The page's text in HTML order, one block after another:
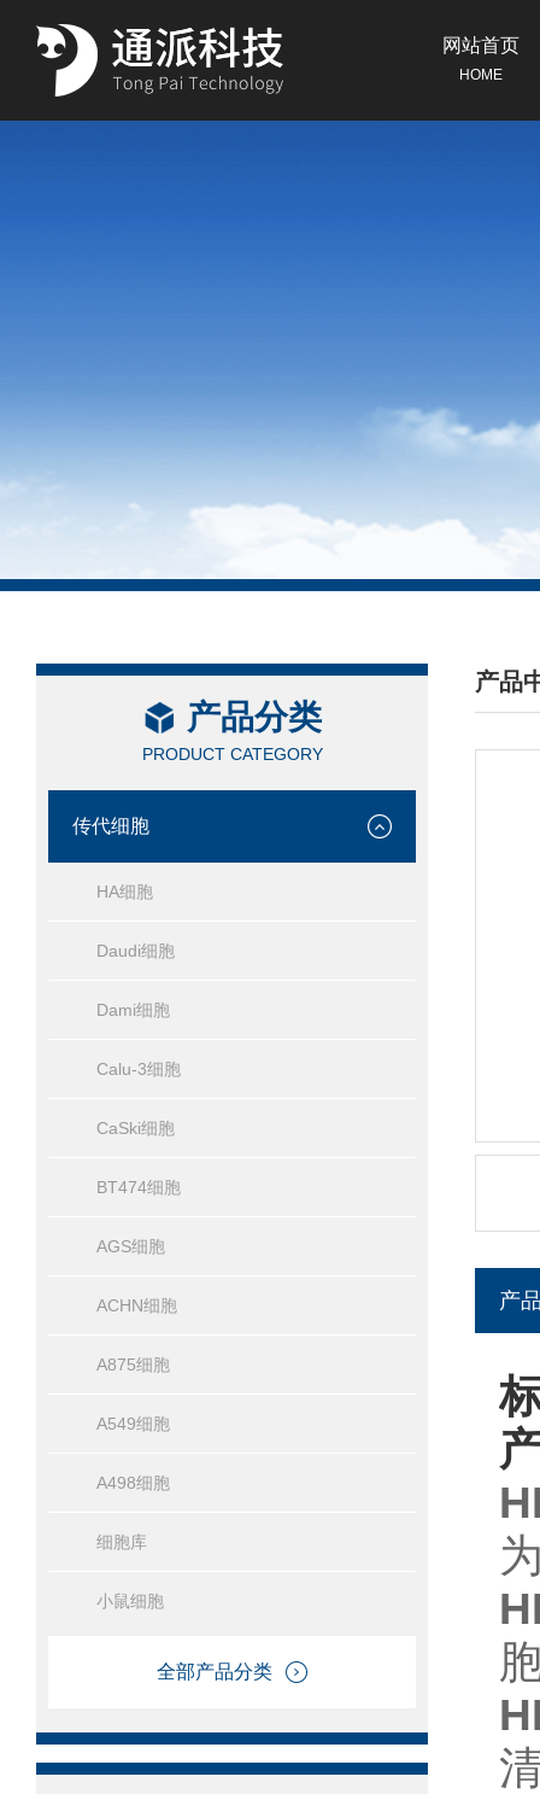
网站首页
HOME
产品分类
PRODUCT CATEGORY
传代细胞
HA细胞
Daudi细胞
Dami细胞
Calu-3细胞
CaSki细胞
BT474细胞
AGS细胞
ACHN细胞
A875细胞
A549细胞
A498细胞
细胞库
小鼠细胞
全部产品分类
产品
/
产